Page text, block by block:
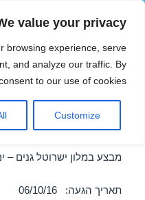
value your privacy
browsing experience, serve
and analyze our traffic. By
to our use of cookies.
Customize
הוטצימר
חופשה במלון
המלח 06/10/2016
מבצע במלון ישרוטל גנים –
תאריך הגעה: 06/10/16